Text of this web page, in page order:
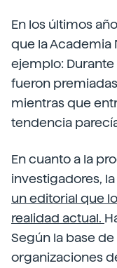
En los últimos
que la Academia
ejemplo: Durante
fueron
mientras que
tendencia
En cuanto a la
investigadores,
un editorial que
realidad actual.
Según la base
organizaciones